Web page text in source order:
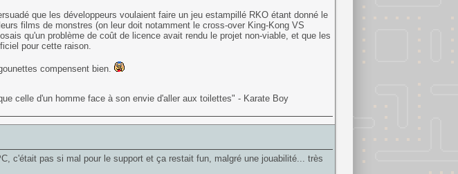
que les développeurs voulaient faire un jeu estampillé RKO étant donné le
films de monstres (on leur doit notamment le cross-over King-Kong VS
qu'un problème de coût de licence avait rendu le projet non-viable, et que les
pour cette raison.
compensent bien.
celle d'un homme face à son envie d'aller aux toilettes" - Karate Boy
c'était pas si mal pour le support et ça restait fun, malgré une jouabilité... très